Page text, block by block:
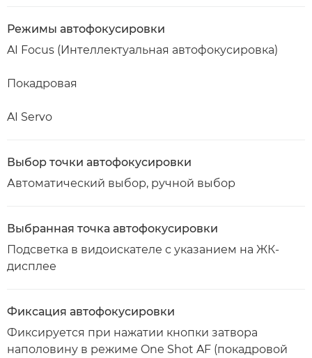
Режимы автофокусировки
AI Focus (Интеллектуальная автофокусировка)
Покадровая
AI Servo
Выбор точки автофокусировки
Автоматический выбор, ручной выбор
Выбранная точка автофокусировки
Подсветка в видоискателе с указанием на ЖК-
дисплее
Фиксация автофокусировки
Фиксируется при нажатии кнопки затвора
наполовину в режиме One Shot AF (покадровой